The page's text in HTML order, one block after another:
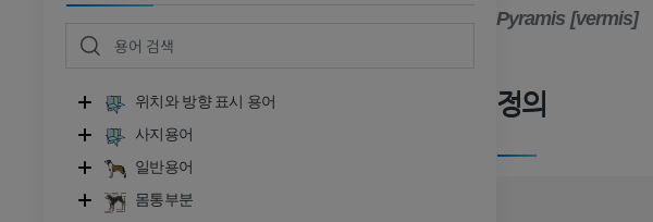
위치와 방향 표시 용어
사지용어
일반용어
몸통부분
Pyramis [vermis]
정의